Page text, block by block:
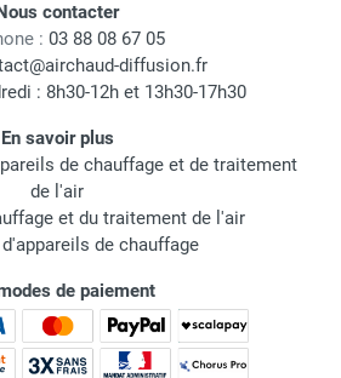
contacter
: 03 88 08 67 05
diffusion.fr
: 8h30-12h et 13h30-17h30
En savoir plus
de chauffage et de traitement
de l'air
et du traitement de l'air
de chauffage
de paiement